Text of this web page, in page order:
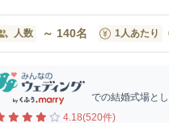
人数 ～ 140名 1人あたり
での結婚式場と
4.18(520件)